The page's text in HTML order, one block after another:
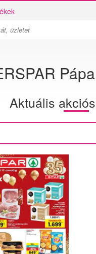
Aktuális